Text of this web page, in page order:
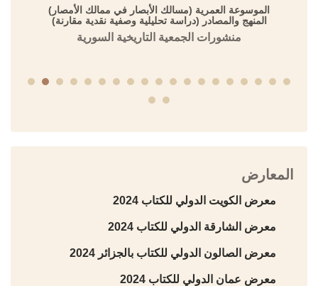
الموسوعة العمرية (مسالك الأبصار في ممالك الأمصار)
المنهج والمصادر (دراسة تحليلية وصفية نقدية مقارنة)
منشورات الجمعية التاريخية السورية
المعارض
معرض الكويت الدولي للكتاب 2024
معرض الشارقة الدولي للكتاب 2024
معرض الصالون الدولي للكتاب بالجزائر 2024
معرض عمان الدولي للكتاب 2024